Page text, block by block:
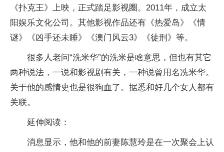
《扑克王》上映，正式踏足影视圈。2011年，成立太
阳娱乐文化公司。其他影视作品还有《热爱岛》《情
谜》《凶手还未睡》《澳门风云3》《徒刑》等。
很多人老问“洗米华”的洗米是啥意思，但也有其它
两种说法，一说和影视剧有关，一种说曾用名冼米华。
关于他的感情史也是很狗血了。据悉和好几个女人都有
关联。
延伸阅读：
消息显示，他和他的前妻陈慧玲是在一次聚会上认